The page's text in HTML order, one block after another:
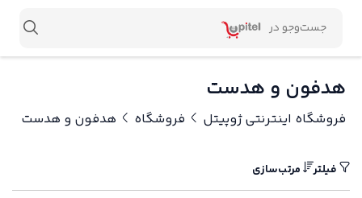
هدفون و هدست
فروشگاه اینترنتی ژوپیتل فروشگاه هدفون و هدست
فیلتر مرتب‌سازی